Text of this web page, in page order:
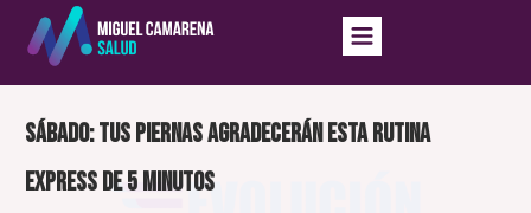
Sábado: tus piernas agradecerán esta rutina
express de 5 minutos